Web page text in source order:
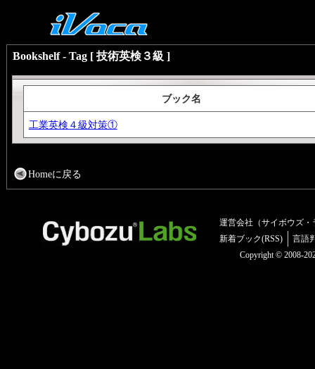
Bookshelf - Tag [ 技術英検３級 ]
ブック名
工業英検４級対策①
Homeに戻る
運営会社（サイボウズ・
新着ブック(RSS)
言語
Copyright © 2008-